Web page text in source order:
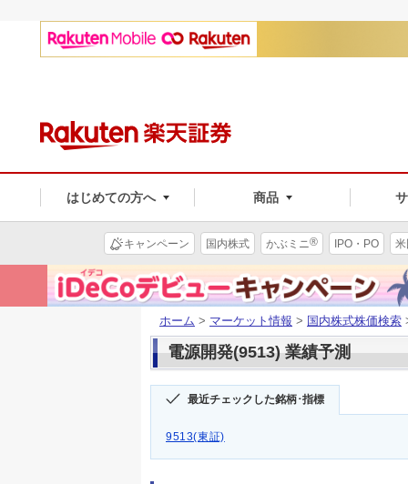
はじめての方へ 商品
キャンペーン 国内株式 かぶミニ® IPO・PO
ホーム > マーケット情報 > 国内株式株価検索
電源開発(9513) 業績予測
最近チェックした銘柄･指標
9513(東証)